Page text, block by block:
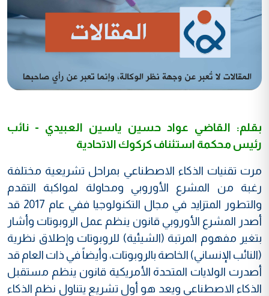
بقلم: القاضي عواد حسين ياسين العبيدي - نائب
رئيس محكمة استئناف كركوك الاتحادية
مرت تقنيات الذكاء الاصطناعي بمراحل تشريعية مختلفة
رغبة من المشرع الأوروبي ومحاولة لمواكبة التقدم
والتطور المتزايد في مجال التكنولوجيا ففي عام 2017 قد
أصدر المشرع الأوروبي قانون ينظم عمل الروبوتات وأشار
بتغير مفهوم المرتبة (الشيئية) للروبوتات وإطلاق نظرية
(النائب الإنساني) الخاصة بالروبوتات، وأيضاً في ذات العام قد
أصدرت الولايات المتحدة الأمريكية قانون ينظم مستقبل
الذكاء الاصطناعي ويعد هو أول تشريع يتناول نظم الذكاء